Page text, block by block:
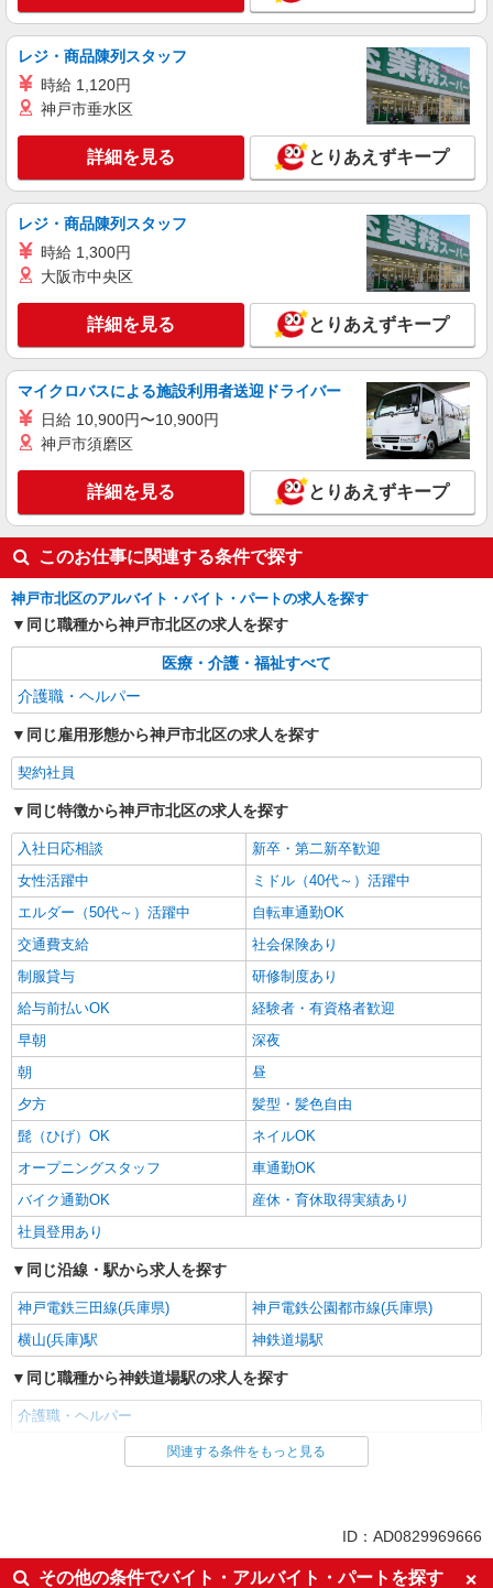
≪最寄り駅≫鈴蘭台
キープ 詳細を見る
派遣社員
株式会社kotrio /●KB-H-1856517
鈴蘭台駅＊高級シニアマンションでのサポート
職員＊.・：゜
時給1500円〜2125円 ＜日払い有/週払い有/交
通費全支給(ガソリン代含む)＞
神戸市北区≪最寄駅：鈴蘭台≫
詳細を見る
レジ・商品陳列スタッフ
時給 1,120円
神戸市垂水区
詳細を見る とりあえずキープ
レジ・商品陳列スタッフ
時給 1,300円
大阪市中央区
詳細を見る とりあえずキープ
マイクロバスによる施設利用者送迎ドライバー
日給 10,900円〜10,900円
神戸市須磨区
詳細を見る とりあえずキープ
このお仕事に関連する条件で探す
神戸市北区のアルバイト・バイト・パートの求人を探す
同じ職種から神戸市北区の求人を探す
医療・介護・福祉すべて
介護職・ヘルパー
同じ雇用形態から神戸市北区の求人を探す
契約社員
同じ特徴から神戸市北区の求人を探す
入社日応相談
新卒・第二新卒歓迎
女性活躍中
ミドル（40代～）活躍中
エルダー（50代～）活躍中
自転車通勤OK
交通費支給
社会保険あり
制服貸与
研修制度あり
給与前払いOK
経験者・有資格者歓迎
早朝
深夜
朝
昼
夕方
髪型・髪色自由
髭（ひげ）OK
ネイルOK
オープニングスタッフ
車通勤OK
バイク通勤OK
産休・育休取得実績あり
社員登用あり
同じ沿線・駅から求人を探す
神戸電鉄三田線(兵庫県)
神戸電鉄公園都市線(兵庫県)
横山(兵庫)駅
神鉄道場駅
同じ職種から神鉄道場駅の求人を探す
介護職・ヘルパー
同じ雇用形態から神鉄道場駅の求人を探す
入社日応相談
新卒・第二新卒歓迎
関連する条件をもっと見る
ID：AD0829969666
その他の条件でバイト・アルバイト・パートを探す